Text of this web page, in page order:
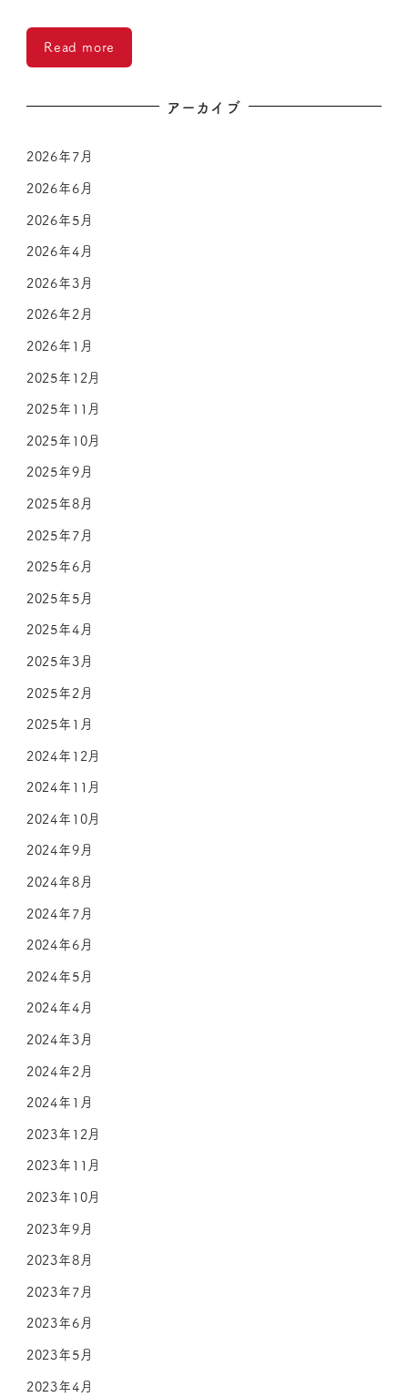
Read more
アーカイブ
2026年7月
2026年6月
2026年5月
2026年4月
2026年3月
2026年2月
2026年1月
2025年12月
2025年11月
2025年10月
2025年9月
2025年8月
2025年7月
2025年6月
2025年5月
2025年4月
2025年3月
2025年2月
2025年1月
2024年12月
2024年11月
2024年10月
2024年9月
2024年8月
2024年7月
2024年6月
2024年5月
2024年4月
2024年3月
2024年2月
2024年1月
2023年12月
2023年11月
2023年10月
2023年9月
2023年8月
2023年7月
2023年6月
2023年5月
2023年4月